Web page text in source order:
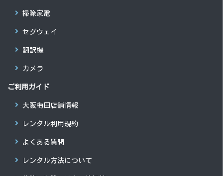
掃除家電
セグウェイ
翻訳機
カメラ
ご利用ガイド
大阪梅田店舗情報
レンタル利用規約
よくある質問
レンタル方法について